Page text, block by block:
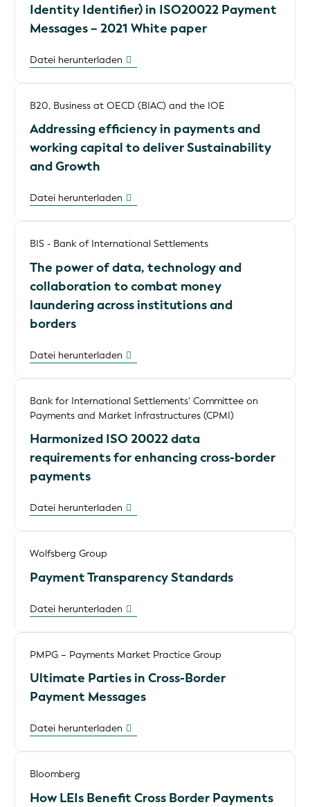
Identity Identifier) in ISO20022 Payment
Messages – 2021 White paper
Datei herunterladen
B20, Business at OECD (BIAC) and the IOE
Addressing efficiency in payments and
working capital to deliver Sustainability
and Growth
Datei herunterladen
BIS - Bank of International Settlements
The power of data, technology and
collaboration to combat money
laundering across institutions and
borders
Datei herunterladen
Bank for International Settlements' Committee on
Payments and Market Infrastructures (CPMI)
Harmonized ISO 20022 data
requirements for enhancing cross-border
payments
Datei herunterladen
Wolfsberg Group
Payment Transparency Standards
Datei herunterladen
PMPG – Payments Market Practice Group
Ultimate Parties in Cross-Border
Payment Messages
Datei herunterladen
Bloomberg
How LEIs Benefit Cross Border Payments